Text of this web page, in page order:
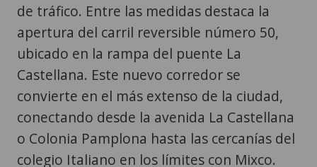
de tráfico. Entre las medidas destaca la
apertura del carril reversible número 50,
ubicado en la rampa del puente La
Castellana. Este nuevo corredor se
convierte en el más extenso de la ciudad,
conectando desde la avenida La Castellana
o Colonia Pamplona hasta las cercanías del
colegio Italiano en los límites con Mixco.